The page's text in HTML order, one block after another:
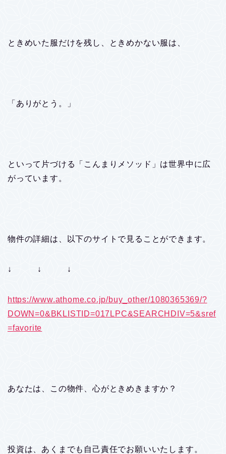
ときめいた服だけを残し、ときめかない服は、
「ありがとう。」
といって片づける「こんまりメソッド」は世界中に広
がっています。
物件の詳細は、以下のサイトで見ることができます。
↓ ↓ ↓
https://www.athome.co.jp/buy_other/1080365369/?
DOWN=0&BKLISTID=017LPC&SEARCHDIV=5&sref
=favorite
あなたは、この物件、心がときめきますか？
投資は、あくまでも自己責任でお願いいたします。